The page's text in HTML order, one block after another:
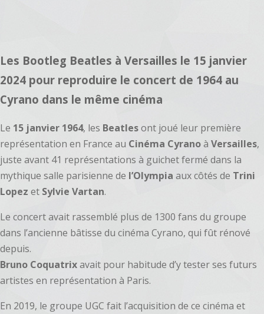
Les Bootleg Beatles à Versailles le 15 janvier
2024 pour reproduire le concert de 1964 au
Cyrano dans le même cinéma
Le 15 janvier 1964, les Beatlesont joué leur première
représentation en France au Cinéma Cyranoà Versailles,
juste avant 41 représentations à guichet fermé dans la
mythique salle parisienne de l’Olympia aux côtés de Trini
Lopez et Sylvie Vartan.
Le concert avait rassemblé plus de 1300 fans du groupe
dans l’ancienne bâtisse du cinéma Cyrano, qui fût rénové
depuis.
Bruno Coquatrixavait pour habitude d’y tester ses futurs
artistes en représentation à Paris.
En 2019, le groupe UGC fait l’acquisition de ce cinéma et